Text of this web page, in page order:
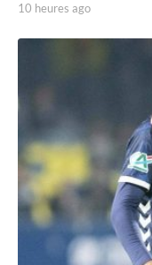
10 heures ago
h
o